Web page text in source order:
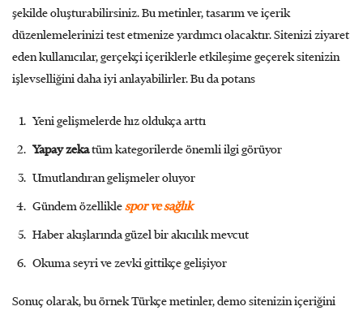
şekilde oluşturabilirsiniz. Bu metinler, tasarım ve içerik
düzenlemelerinizi test etmenize yardımcı olacaktır. Sitenizi ziyaret
eden kullanıcılar, gerçekçi içeriklerle etkileşime geçerek sitenizin
işlevselliğini daha iyi anlayabilirler. Bu da potans
Yeni gelişmelerde hız oldukça arttı
Yapay zekatüm kategorilerde önemli ilgi görüyor
Umutlandıran gelişmeler oluyor
Gündem özelliklespor ve sağlık
Haber akışlarında güzel bir akıcılık mevcut
Okuma seyri ve zevki gittikçe gelişiyor
Sonuç olarak, bu örnek Türkçe metinler, demo sitenizin içeriğini